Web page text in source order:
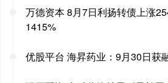
万德资本 8月7日利扬转债上涨
1415%
优股平台 海昇药业：9月30日获